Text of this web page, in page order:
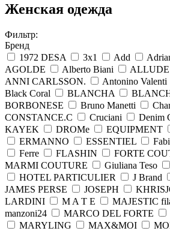
Женская одежда
Фильтр:
Бренд
1972 DESA
3x1 Add
AGOLDE
Alberto Biani ALLUDE
ANNI CARLSSON.
Antonino Valenti
Black Coral
BLANCHA
BORBONESE
Bruno Manetti
CONSTANCE.C
Cruciani Denim
KAYEK
DROMe EQUIPMENT
ERMANNO
ESSENTIEL
Ferre
FLASHIN FORTE
MARMI COUTURE
Giuliana Teso
HOTEL PARTICULIER
J Brand
JAMES PERSE
JOSEPH
LARDINI
M A T E MAJESTIC
manzoni24
MARCO DEL FORTE
MARYLING
MAX&MOI